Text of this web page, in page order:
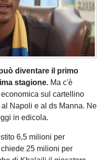
diventare il primo
stagione. Ma c'è
sul cartellino
Napoli e al ds Manna. Ne
in edicola.
6,5 milioni per
25 milioni per